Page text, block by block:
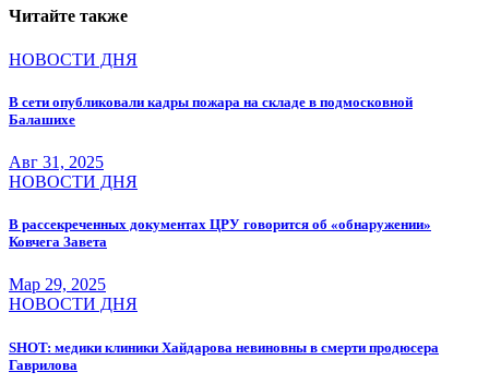
Читайте также
НОВОСТИ ДНЯ
В сети опубликовали кадры пожара на складе в подмосковной
Балашихе
Авг 31, 2025
НОВОСТИ ДНЯ
В рассекреченных документах ЦРУ говорится об «обнаружении»
Ковчега Завета
Мар 29, 2025
НОВОСТИ ДНЯ
SHOT: медики клиники Хайдарова невиновны в смерти продюсера
Гаврилова